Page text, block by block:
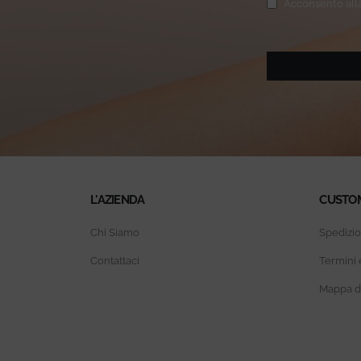
Acconsento
L'AZIENDA
Chi Siamo
Contattaci Termini
Mappa